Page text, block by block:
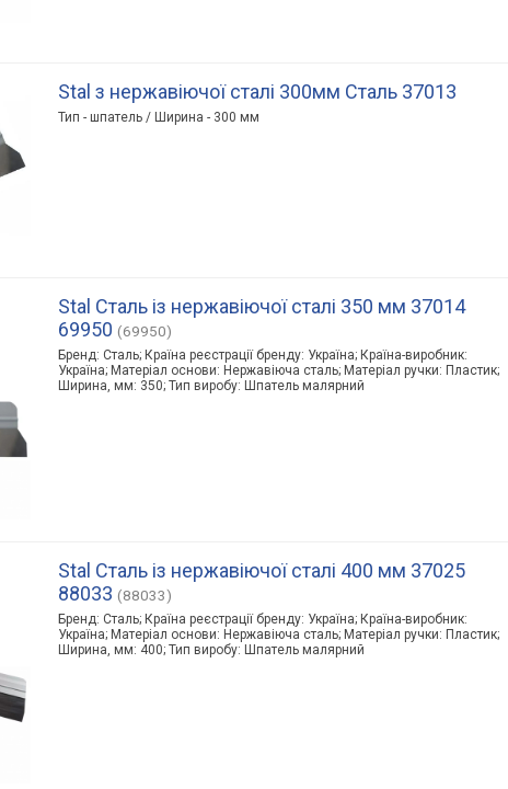
Stal з нержавіючої сталі 300мм Сталь 37013
Тип - шпатель / Ширина - 300 мм
Stal Сталь із нержавіючої сталі 350 мм 37014
69950 (69950)
Бренд: Сталь; Країна реєстрації бренду: Україна; Країна-виробник:
Україна; Матеріал основи: Нержавіюча сталь; Матеріал ручки: Пластик;
Ширина, мм: 350; Тип виробу: Шпатель малярний
Stal Сталь із нержавіючої сталі 400 мм 37025
88033 (88033)
Бренд: Сталь; Країна реєстрації бренду: Україна; Країна-виробник:
Україна; Матеріал основи: Нержавіюча сталь; Матеріал ручки: Пластик;
Ширина, мм: 400; Тип виробу: Шпатель малярний